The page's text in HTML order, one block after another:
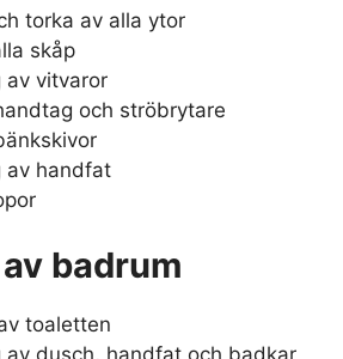
torka av alla ytor
skåp
av vitvaror
och ströbrytare
av handfat
badrum
toaletten